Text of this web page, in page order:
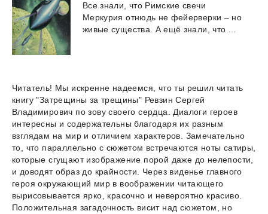
Все знали, что Римские свечи
Меркурия отнюдь не фейерверки – но
живые существа. А ещё знали, что ...
Читатель! Мы искренне надеемся, что ты решил читать
книгу "Затрещины за трещины" Ревзин Сергей
Владимирович по зову своего сердца. Диалоги героев
интересны и содержательны благодаря их разным
взглядам на мир и отличием характеров. Замечательно
то, что параллельно с сюжетом встречаются ноты сатиры,
которые сгущают изображение порой даже до нелепости,
и доводят образ до крайности. Через виденье главного
героя окружающий мир в воображении читающего
вырисовывается ярко, красочно и невероятно красиво.
Положительная загадочность висит над сюжетом, но